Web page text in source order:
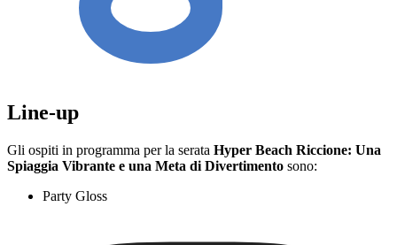
Line-up
Gli ospiti in programma per la serata Hyper Beach Riccione: Una
Spiaggia Vibrante e una Meta di Divertimento sono:
Party Gloss